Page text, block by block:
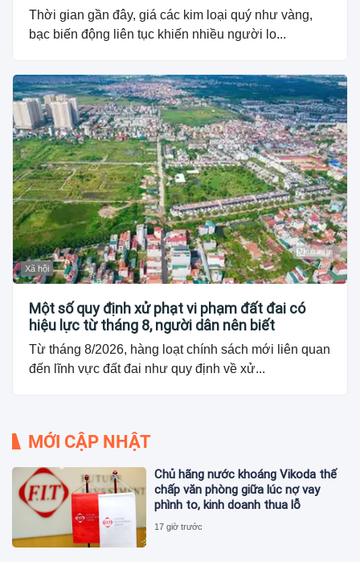
Thời gian gần đây, giá các kim loại quý như vàng,
bạc biến động liên tục khiến nhiều người lo...
Xã hội
Một số quy định xử phạt vi phạm đất đai có
hiệu lực từ tháng 8, người dân nên biết
Từ tháng 8/2026, hàng loạt chính sách mới liên quan
đến lĩnh vực đất đai như quy định về xử...
MỚI CẬP NHẬT
Chủ hãng nước khoáng Vikoda thế
chấp văn phòng giữa lúc nợ vay
phình to, kinh doanh thua lỗ
17 giờ trước